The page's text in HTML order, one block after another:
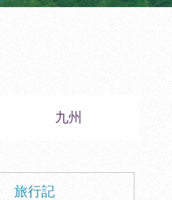
九州
旅行記